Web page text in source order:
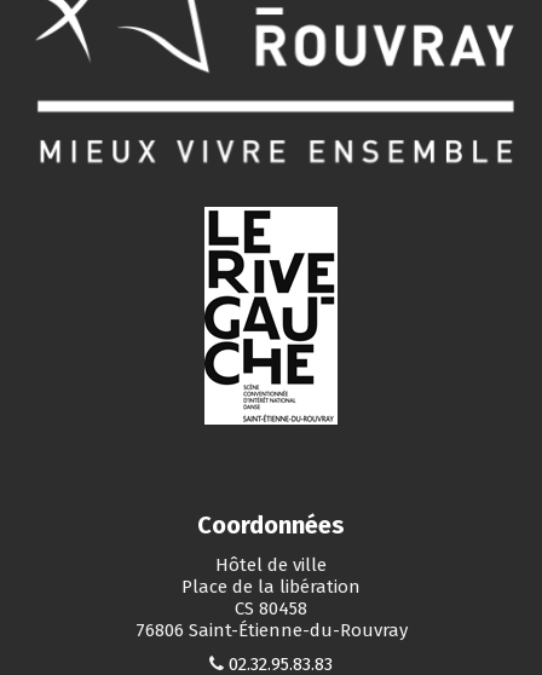
Coordonnées
Hôtel de ville
Place de la libération
CS 80458
76806 Saint-Étienne-du-Rouvray
02.32.95.83.83